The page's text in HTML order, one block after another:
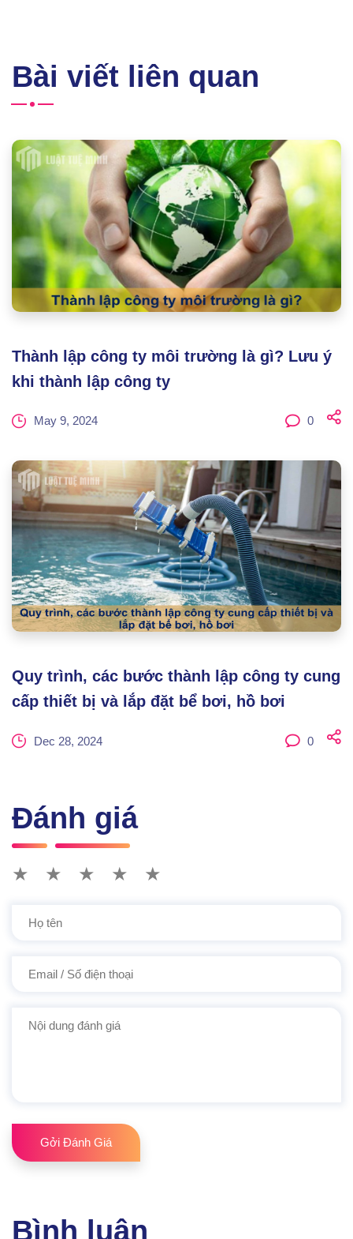
Bài viết liên quan
Thành lập công ty môi trường là gì? Lưu ý
khi thành lập công ty
May 9, 2024 0
Quy trình, các bước thành lập công ty cung
cấp thiết bị và lắp đặt bể bơi, hồ bơi
Dec 28, 2024 0
Đánh giá
★ ★ ★ ★ ★
Gởi Đánh Giá
Bình luận